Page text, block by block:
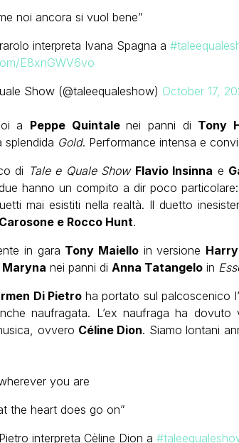
noi ancora si vuol bene”
interpreta Ivana Spagna a
E8xnGWV6vo
Show (@taleequaleshow) October 17,
a Peppe Quintalenei panni di Tony
splendida Gold. Performance intensa e
di Tale e Quale Show Flavio Insinna e
hanno un compito a dir poco
mai esistiti nella realtà. Il duetto
e Rocco Hunt.
in gara Tony Maielloin versione
Maryna nei panni di Anna Tatangeloin
Di Pietro ha portato sul palcoscenico
naufragata. L’ex naufraga ha
ovvero Céline Dion. Siamo lontani
you are
the heart does go on”
interpreta Cèline Dion a